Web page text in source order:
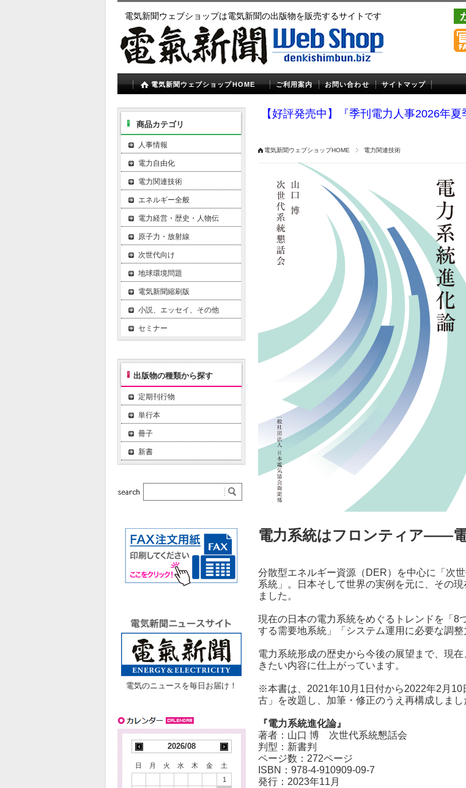
電気新聞ウェブショップは電気新聞の出版物を販売するサイトです
電気新聞ウェブショップHOME ご利用案内 お問い合わせ サイトマップ
【好評発売中】『季刊電力人事2026年
電気新聞ウェブショップHOME 電力関連技術
電力系統はフロンティア――
分散型エネルギー資源（DER）を中心に「次
系統」。日本そして世界の実例を元に、その
ました。
現在の日本の電力系統をめぐるトレンドを「8
する需要地系統」「システム運用に必要な調
電力系統形成の歴史から今後の展望まで、現
きたい内容に仕上がっています。
※本書は、2021年10月1日付から2022年2月
古」を改題し、加筆・修正のうえ再構成しまし
『電力系統進化論』
著者：山口 博 次世代系統懇話会
判型：新書判
ページ数：272ページ
ISBN：978-4-910909-09-7
発行：2023年11月
商品カテゴリ
人事情報
電力自由化
電力関連技術
エネルギー全般
電力経営・歴史・人物伝
原子力・放射線
次世代向け
地球環境問題
電気新聞縮刷版
小説、エッセイ、その他
セミナー
出版物の種類から探す
定期刊行物
単行本
冊子
新書
電気のニュースを毎日お届け！
2026/08
日 月 火 水 木 金
土
1